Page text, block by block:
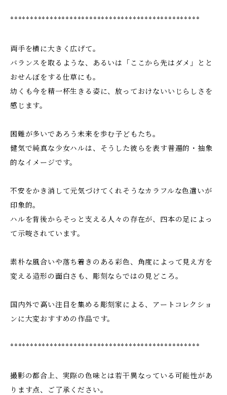
************************************************
両手を横に大きく広げて。
バランスを取るような、あるいは「ここから先はダメ」とと
おせんぼをする仕草にも。
幼くも今を精一杯生きる姿に、放っておけないいじらしさを
感じます。
困難が多いであろう未来を歩む子どもたち。
健気で純真な少女ハルは、そうした彼らを表す普遍的・抽象
的なイメージです。
不安をかき消して元気づけてくれそうなカラフルな色遣いが
印象的。
ハルを背後からそっと支える人々の存在が、四本の足によっ
て示唆されています。
素朴な風合いや落ち着きのある彩色、角度によって見え方を
変える造形の面白さも、彫刻ならではの見どころ。
国内外で高い注目を集める彫刻家による、アートコレクショ
ンに大変おすすめの作品です。
************************************************
撮影の都合上、実際の色味とは若干異なっている可能性があ
ります点、ご了承ください。